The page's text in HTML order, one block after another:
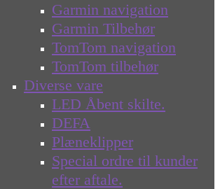
Garmin navigation
Garmin Tilbehør
TomTom navigation
TomTom tilbehør
Diverse vare
LED Åbent skilte.
DEFA
Plæneklipper
Special ordre til kunder
efter aftale.